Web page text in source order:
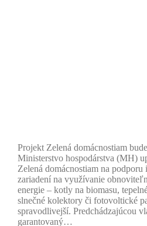
Projekt Zelená domácnostiam
Ministerstvo hospodárstva (MH)
Zelená domácnostiam na podporu
zariadení na využívanie
energie – kotly na biomasu,
slnečné kolektory či fotovoltické
spravodlivejší. Predchádzajúcou
garantovaný…